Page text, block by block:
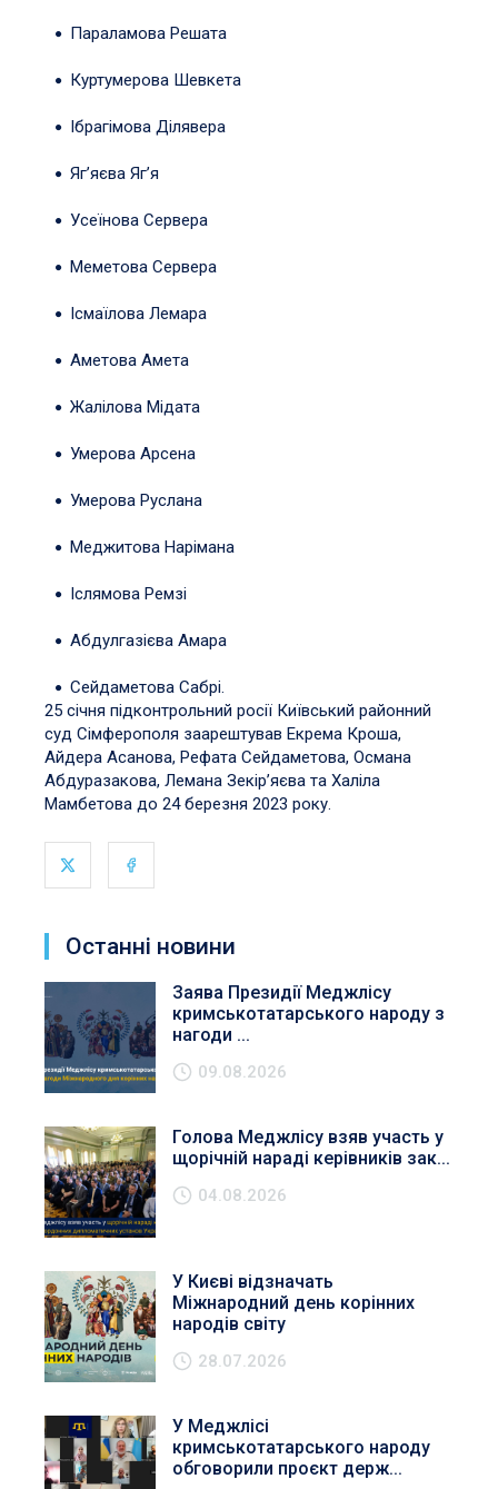
Параламова Решата
Куртумерова Шевкета
Ібрагімова Ділявера
Яг’яєва Яг’я
Усеїнова Сервера
Меметова Сервера
Ісмаїлова Лемара
Аметова Амета
Жалілова Мідата
Умерова Арсена
Умерова Руслана
Меджитова Нарімана
Іслямова Ремзі
Абдулгазієва Амара
Сейдаметова Сабрі.
25 січня підконтрольний росії Київський районний
суд Сімферополя заарештував Екрема Кроша,
Айдера Асанова, Рефата Сейдаметова, Османа
Абдуразакова, Лемана Зекір’яєва та Халіла
Мамбетова до 24 березня 2023 року.
Останні новини
Заява Президії Меджлісу
кримськотатарського народу з
нагоди ...
09.08.2026
Голова Меджлісу взяв участь у
щорічній нараді керівників зак...
04.08.2026
У Києві відзначать
Міжнародний день корінних
народів світу
28.07.2026
У Меджлісі
кримськотатарського народу
обговорили проєкт держ...